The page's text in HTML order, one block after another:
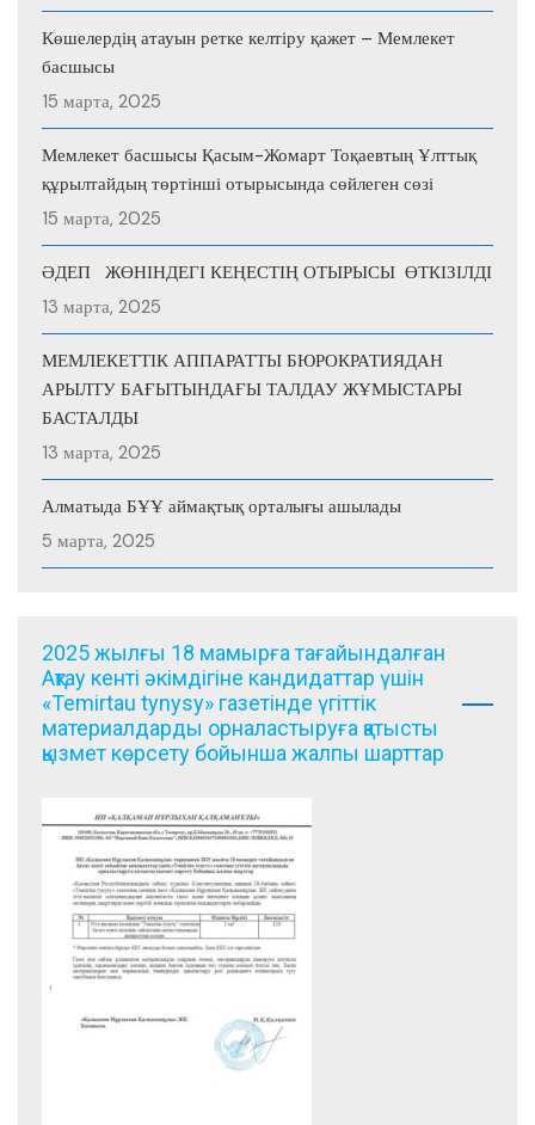
Көшелердің атауын ретке келтіру қажет – Мемлекет
басшысы
15 марта, 2025
Мемлекет басшысы Қасым-Жомарт Тоқаевтың Ұлттық
құрылтайдың төртінші отырысында сөйлеген сөзі
15 марта, 2025
ӘДЕП ЖӨНІНДЕГІ КЕҢЕСТІҢ ОТЫРЫСЫ ӨТКІЗІЛДІ
13 марта, 2025
МЕМЛЕКЕТТІК АППАРАТТЫ БЮРОКРАТИЯДАН
АРЫЛТУ БАҒЫТЫНДАҒЫ ТАЛДАУ ЖҰМЫСТАРЫ
БАСТАЛДЫ
13 марта, 2025
Алматыда БҰҰ аймақтық орталығы ашылады
5 марта, 2025
2025 жылғы 18 мамырға тағайындалған
Ақтау кенті әкімдігіне кандидаттар үшін
«Temirtau tynysy» газетінде үгіттік
материалдарды орналастыруға қатысты
қызмет көрсету бойынша жалпы шарттар